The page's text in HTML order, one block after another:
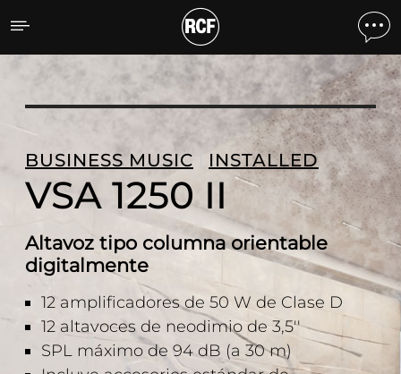
VSA 1250 II Altavoz tipo
BUSINESS MUSIC INSTALLED
VSA 1250 II
Altavoz tipo columna orientable
digitalmente
12 amplificadores de 50 W de Clase D
12 altavoces de neodimio de 3,5''
SPL máximo de 94 dB (a 30 m)